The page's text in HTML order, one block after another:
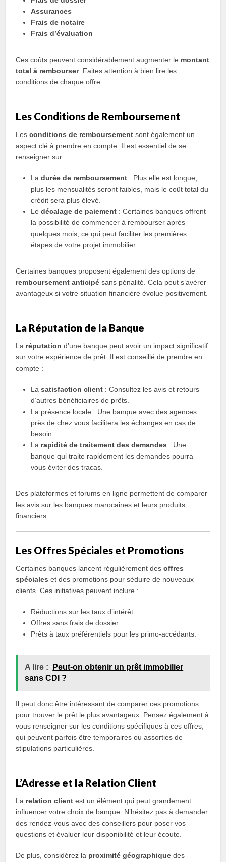
Assurances
Frais de notaire
Frais d’évaluation
Ces coûts peuvent considérablement augmenter le montant
total à rembourser. Faites attention à bien lire les
conditions de chaque offre.
Les Conditions de Remboursement
Lesconditions de remboursement sont également un
aspect clé à prendre en compte. Il est essentiel de se
renseigner sur :
Ladurée de remboursement : Plus elle est longue,
plus les mensualités seront faibles, mais le coût total du
crédit sera plus élevé.
Ledécalage de paiement : Certaines banques offrent
la possibilité de commencer à rembourser après
quelques mois, ce qui peut faciliter les premières
étapes de votre projet immobilier.
Certaines banques proposent également des options de
remboursement anticipé sans pénalité. Cela peut s’avérer
avantageux si votre situation financière évolue positivement.
La Réputation de la Banque
La réputation d’une banque peut avoir un impact significatif
sur votre expérience de prêt. Il est conseillé de prendre en
compte :
Lasatisfaction client : Consultez les avis et retours
d’autres bénéficiaires de prêts.
La présence locale : Une banque avec des agences
près de chez vous facilitera les échanges en cas de
besoin.
La rapidité de traitement des demandes : Une
banque qui traite rapidement les demandes pourra
vous éviter des tracas.
Des plateformes et forums en ligne permettent de comparer
les avis sur les banques marocaines et leurs produits
financiers.
Les Offres Spéciales et Promotions
Certaines banques lancent régulièrement desoffres
spéciales et des promotions pour séduire de nouveaux
clients. Ces initiatives peuvent inclure :
Réductions sur les taux d’intérêt.
Offres sans frais de dossier.
Prêts à taux préférentiels pour les primo-accédants.
A lire :
Peut-on obtenir un prêt immobilier
sans CDI ?
Il peut donc être intéressant de comparer ces promotions
pour trouver le prêt le plus avantageux. Pensez également à
vous renseigner sur les conditions spécifiques à ces offres,
qui peuvent parfois être temporaires ou assorties de
stipulations particulières.
L’Adresse et la Relation Client
La relation client est un élément qui peut grandement
influencer votre choix de banque. N’hésitez pas à demander
des rendez-vous avec des conseillers pour poser vos
questions et évaluer leur disponibilité et leur écoute.
De plus, considérez la proximité géographique des